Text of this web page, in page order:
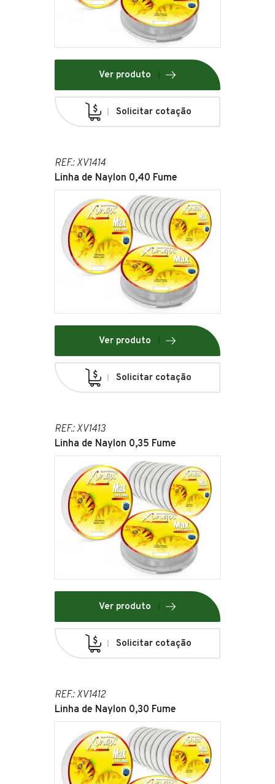
Ver produto
Solicitar cotação
REF.: XV1414
Linha de Naylon 0,40 Fume
Ver produto
Solicitar cotação
REF.: XV1413
Linha de Naylon 0,35 Fume
Ver produto
Solicitar cotação
REF.: XV1412
Linha de Naylon 0,30 Fume